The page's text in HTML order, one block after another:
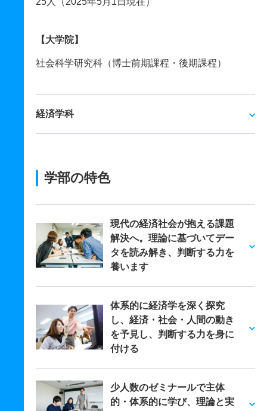
【大学院】
社会科学研究科（博士前期課程・後期課程）
経済学科
学部の特色
現代の経済社会が抱える課題
解決へ。理論に基づいてデー
タを読み解き、判断する力を
養います
体系的に経済学を深く探究
し、経済・社会・人間の動き
を予見し、判断する力を身に
付ける
少人数のゼミナールで主体
的・体系的に学び、理論と実